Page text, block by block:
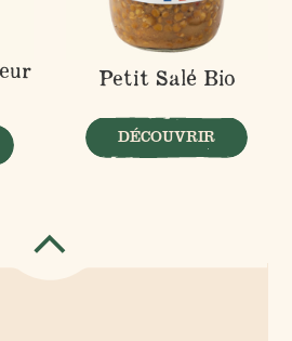
Petit Salé Bio
DÉCOUVRIR